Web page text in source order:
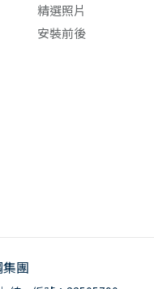
精選照片
安裝前後
團